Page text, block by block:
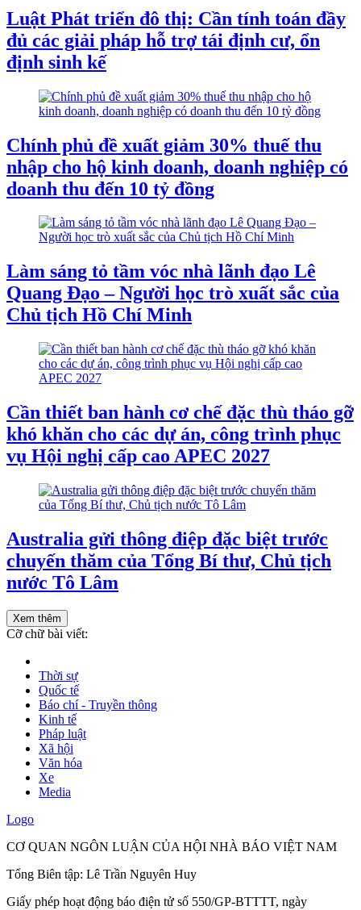
Luật Phát triển đô thị: Cần tính toán đầy
đủ các giải pháp hỗ trợ tái định cư, ổn
định sinh kế
Chính phủ đề xuất giảm 30% thuế thu
nhập cho hộ kinh doanh, doanh nghiệp có
doanh thu đến 10 tỷ đồng
Làm sáng tỏ tầm vóc nhà lãnh đạo Lê
Quang Đạo – Người học trò xuất sắc của
Chủ tịch Hồ Chí Minh
Cần thiết ban hành cơ chế đặc thù tháo gỡ
khó khăn cho các dự án, công trình phục
vụ Hội nghị cấp cao APEC 2027
Australia gửi thông điệp đặc biệt trước
chuyến thăm của Tổng Bí thư, Chủ tịch
nước Tô Lâm
Xem thêm
Cỡ chữ bài viết:
Thời sự
Quốc tế
Báo chí - Truyền thông
Kinh tế
Pháp luật
Xã hội
Văn hóa
Xe
Media
Logo
CƠ QUAN NGÔN LUẬN CỦA HỘI NHÀ BÁO VIỆT NAM
Tổng Biên tập: Lê Trần Nguyên Huy
Giấy phép hoạt động báo điện tử số 550/GP-BTTTT, ngày